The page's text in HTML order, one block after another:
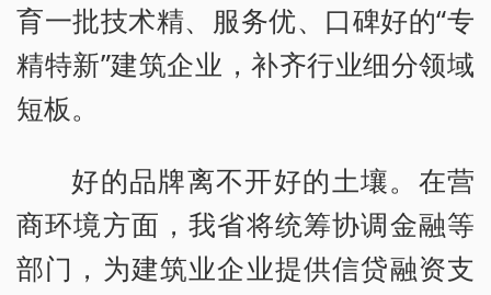
育一批技术精、服务优、口碑好的“专
精特新”建筑企业，补齐行业细分领域
短板。
好的品牌离不开好的土壤。在营
商环境方面，我省将统筹协调金融等
部门，为建筑业企业提供信贷融资支